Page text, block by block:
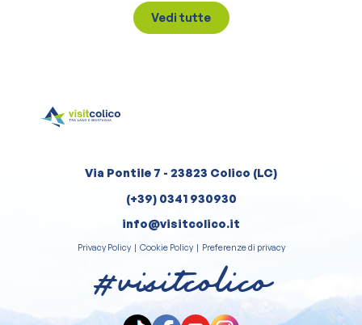
Vedi tutte
Via Pontile 7 - 23823 Colico (LC)
(+39) 0341 930930
info@visitcolico.it
Privacy Policy| Cookie Policy| Preferenze di privacy
#visitcolico